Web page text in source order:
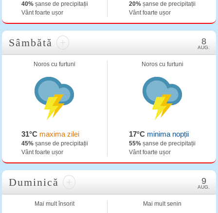
40%șanse de precipitații
Vânt foarte ușor
20% șanse de precipitații
Vânt foarte ușor
Sâmbătă + 8
AUG.
Noros cu furtuni
31°Cmaxima zilei
45%șanse de precipitații
Vânt foarte ușor
Noros cu furtuni
17°C minima nopții
55% șanse de precipitații
Vânt foarte ușor
Duminică + 9
AUG.
Mai mult însorit Mai mult senin